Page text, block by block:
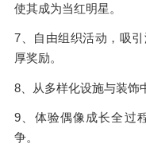
使其成为当红明星。
7、自由组织活动，吸
厚奖励。
8、从多样化设施与装饰
9、体验偶像成长全过
争。